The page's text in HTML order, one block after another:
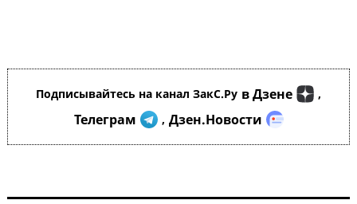
Подписывайтесь на канал ЗакС.Ру в Дзене ,
Телеграм , Дзен.Новости